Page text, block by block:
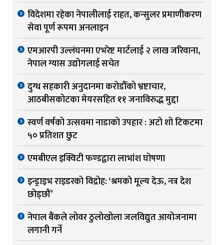
विदेशमा रहेका नेपालीलाई राहत, कन्सुलर प्रमाणीकरण
सेवा पूर्ण रूपमा अनलाइन
एमआरपी उल्लंघनमा एभरेष्ट मार्टलाई २ लाख जरिवाना,
नेपाल ग्यास उद्योगलाई सचेत
दुग्ध सहकारी अनुदानमा करोडौँको भ्रष्टाचार,
आठबीसकोटका मेयरसहित ११ जनाविरुद्ध मुद्दा
स्वर्ण वर्षको उत्सवमा नाडाको उपहार : अटो शो टिकटमा
५० प्रतिशत छुट
एमबीएल इक्विटी फण्डद्वारा लाभांश घोषणा
इन्ड्राइभ राइडरको विद्रोह: ‘श्रमको मूल्य देऊ, नत्र देश
छोड्छौं’
नेपाल बैंकले लोवर ठुलोखोला जलविद्युत आयोजनामा
लगानी गर्ने